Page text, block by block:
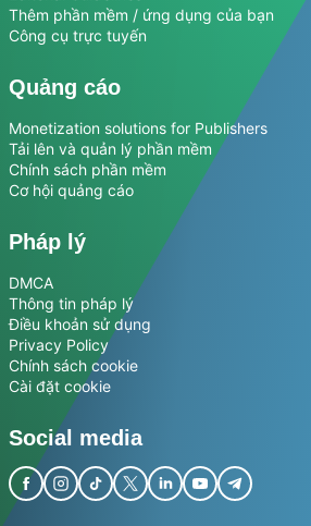
Thêm phần mềm / ứng dụng của bạn
Công cụ trực tuyến
Quảng cáo
Monetization solutions for Publishers
Tải lên và quản lý phần mềm
Chính sách phần mềm
Cơ hội quảng cáo
Pháp lý
DMCA
Thông tin pháp lý
Điều khoản sử dụng
Privacy Policy
Chính sách cookie
Cài đặt cookie
Social media